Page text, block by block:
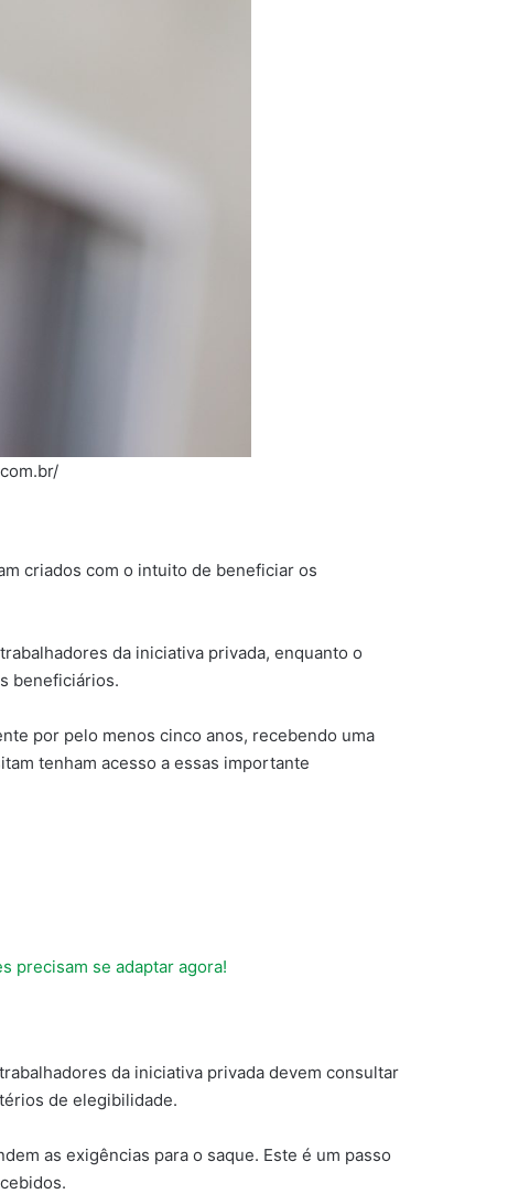
criados com o intuito de beneficiar os
da iniciativa privada, enquanto o
beneficiários.
por pelo menos cinco anos, recebendo uma
tenham acesso a essas importante
precisam se adaptar agora!
da iniciativa privada devem consultar
de elegibilidade.
as exigências para o saque. Este é um passo